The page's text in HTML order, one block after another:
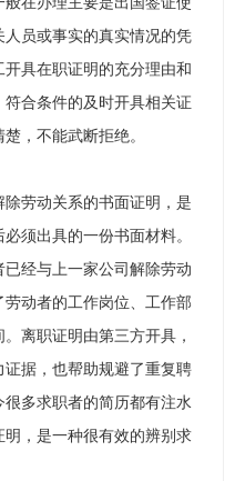
员或事实的真实情况的凭
具在职证明的充分理由和
合条件的及时开具相关证
，不能武断拒绝。
劳动关系的书面证明，是
须出具的一份书面材料。
经与上一家公司解除劳动
动者的工作岗位、工作部
离职证明由第三方开具，
据，也帮助规避了重复聘
多求职者的简历都有注水
，是一种很有效的辨别求